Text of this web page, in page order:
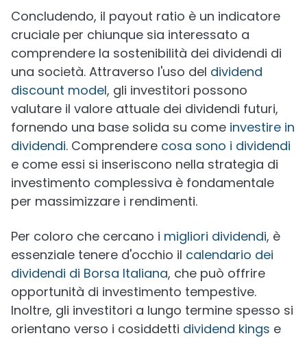
Concludendo, il payout ratio è un indicatore
cruciale per chiunque sia interessato a
comprendere la sostenibilità dei dividendi di
una società. Attraverso l'uso del dividend
discount model, gli investitori possono
valutare il valore attuale dei dividendi futuri,
fornendo una base solida su come investire in
dividendi. Comprendere cosa sono i dividendi
e come essi si inseriscono nella strategia di
investimento complessiva è fondamentale
per massimizzare i rendimenti.
Per coloro che cercano i migliori dividendi, è
essenziale tenere d'occhio il calendario dei
dividendi di Borsa Italiana, che può offrire
opportunità di investimento tempestive.
Inoltre, gli investitori a lungo termine spesso si
orientano verso i cosiddetti dividend kings e